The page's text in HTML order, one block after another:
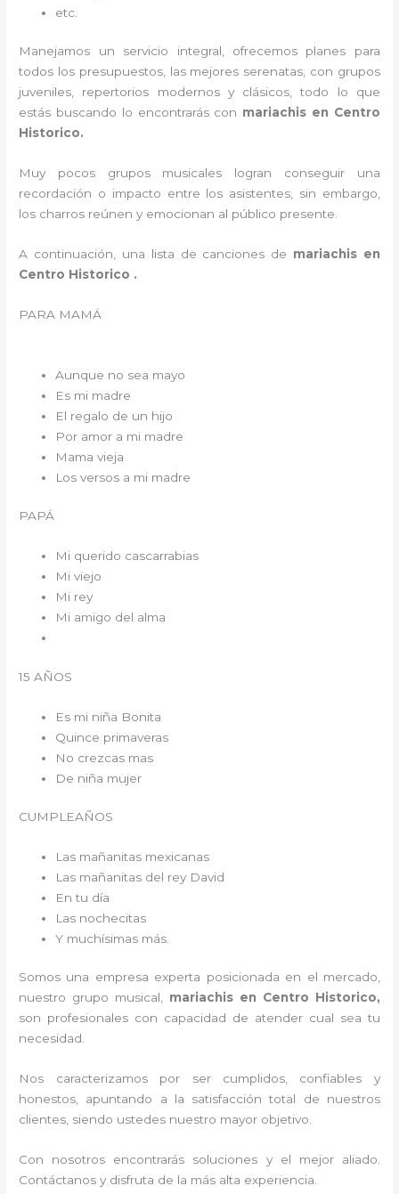
etc.
Manejamos un servicio integral, ofrecemos planes para
todos los presupuestos, las mejores serenatas, con grupos
juveniles, repertorios modernos y clásicos, todo lo que
estás buscando lo encontrarás con mariachis en Centro
Historico.
Muy pocos grupos musicales logran conseguir una
recordación o impacto entre los asistentes, sin embargo,
los charros reúnen y emocionan al público presente.
A continuación, una lista de canciones de mariachis en
Centro Historico .
PARA MAMÁ
Aunque no sea mayo
Es mi madre
El regalo de un hijo
Por amor a mi madre
Mama vieja
Los versos a mi madre
PAPÁ
Mi querido cascarrabias
Mi viejo
Mi rey
Mi amigo del alma
15 AÑOS
Es mi niña Bonita
Quince primaveras
No crezcas mas
De niña mujer
CUMPLEAÑOS
Las mañanitas mexicanas
Las mañanitas del rey David
En tu día
Las nochecitas
Y muchísimas más.
Somos una empresa experta posicionada en el mercado,
nuestro grupo musical, mariachis en Centro Historico,
son profesionales con capacidad de atender cual sea tu
necesidad.
Nos caracterizamos por ser cumplidos, confiables y
honestos, apuntando a la satisfacción total de nuestros
clientes, siendo ustedes nuestro mayor objetivo.
Con nosotros encontrarás soluciones y el mejor aliado.
Contáctanos y disfruta de la más alta experiencia.